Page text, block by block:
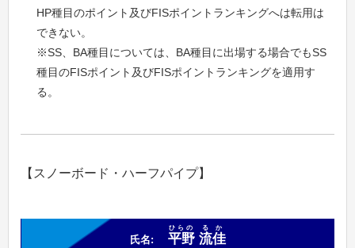
HP種目のポイント及びFISポイントランキングへは転用は
できない。
※SS、BA種目については、BA種目に出場する場合でもSS
種目のFISポイント及びFISポイントランキングを適用す
る。
【スノーボード・ハーフパイプ】
平野
ひらの
流佳
るか